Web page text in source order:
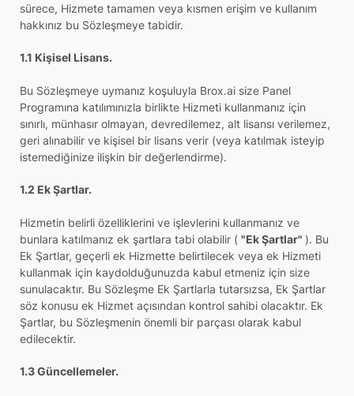
sürece, Hizmete tamamen veya kısmen erişim ve kullanım
hakkınız bu Sözleşmeye tabidir.
1.1 Kişisel Lisans.
Bu Sözleşmeye uymanız koşuluyla Brox.ai size Panel
Programına katılımınızla birlikte Hizmeti kullanmanız için
sınırlı, münhasır olmayan, devredilemez, alt lisansı verilemez,
geri alınabilir ve kişisel bir lisans verir (veya katılmak isteyip
istemediğinize ilişkin bir değerlendirme).
1.2 Ek Şartlar.
Hizmetin belirli özelliklerini ve işlevlerini kullanmanız ve
bunlara katılmanız ek şartlara tabi olabilir ("Ek Şartlar" ). Bu
Ek Şartlar, geçerli ek Hizmette belirtilecek veya ek Hizmeti
kullanmak için kaydolduğunuzda kabul etmeniz için size
sunulacaktır. Bu Sözleşme Ek Şartlarla tutarsızsa, Ek Şartlar
söz konusu ek Hizmet açısından kontrol sahibi olacaktır. Ek
Şartlar, bu Sözleşmenin önemli bir parçası olarak kabul
edilecektir.
1.3 Güncellemeler.